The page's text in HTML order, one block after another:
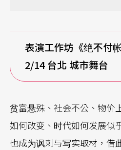
表演工作坊《绝不付
2/14 台北 城市舞台
贫富悬殊、社会不公、物价
如何改变、时代如何发展似
也成为讽刺与写实取材，借